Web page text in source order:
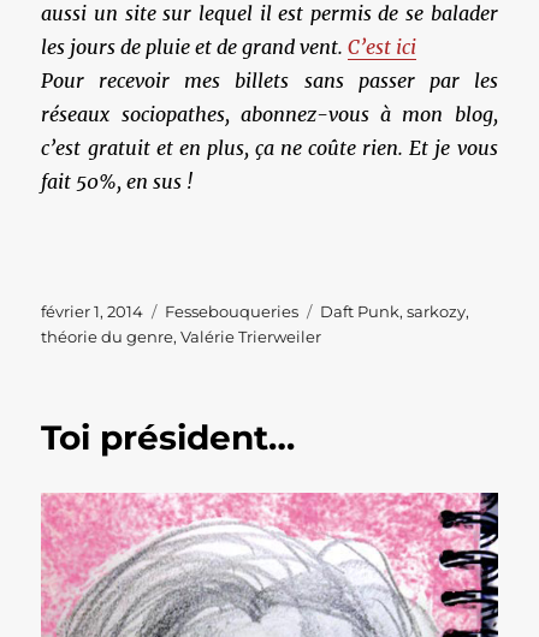
aussi un site sur lequel il est permis de se balader
les jours de pluie et de grand vent.C’est ici
Pour recevoir mes billets sans passer par les
réseaux sociopathes, abonnez-vous à mon blog,
c’est gratuit et en plus, ça ne coûte rien. Et je vous
fait 50%, en sus !
Publié
le
février 1, 2014 Catégories
Fessebouqueries Étiquettes
Daft Punk,sarkozy,
théorie du genre,Valérie Trierweiler
Toi président…